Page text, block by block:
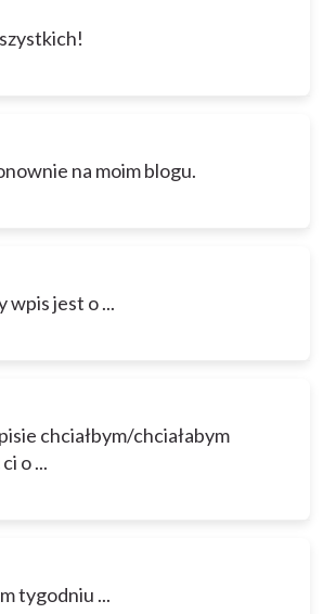
na moim blogu.
wpis jest o ...
chciałbym/chciałabym
o ...
tygodniu ...